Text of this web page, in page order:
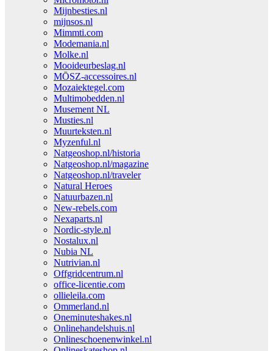
Mijnbesties.nl
mijnsos.nl
Mimmti.com
Modemania.nl
Molke.nl
Mooideurbeslag.nl
MŌSZ-accessoires.nl
Mozaiektegel.com
Multimobedden.nl
Musement NL
Musties.nl
Muurteksten.nl
Myzenful.nl
Natgeoshop.nl/historia
Natgeoshop.nl/magazine
Natgeoshop.nl/traveler
Natural Heroes
Natuurbazen.nl
New-rebels.com
Nexaparts.nl
Nordic-style.nl
Nostalux.nl
Nubia NL
Nutrivian.nl
Offgridcentrum.nl
office-licentie.com
ollieleila.com
Ommerland.nl
Oneminuteshakes.nl
Onlinehandelshuis.nl
Onlineschoenenwinkel.nl